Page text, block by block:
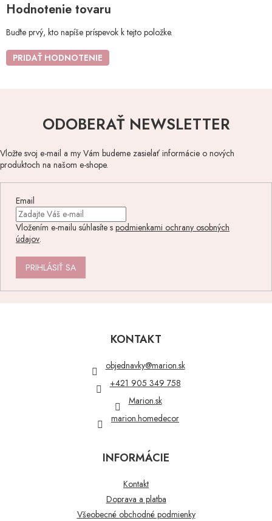
Hodnotenie tovaru
Buďte prvý, kto napíše príspevok k tejto položke.
PRIDAŤ HODNOTENIE
ODOBERAŤ NEWSLETTER
Vložte svoj e-mail a my Vám budeme zasielať informácie o nových
produktoch na našom e-shope.
Email
Vložením e-mailu súhlasíte s podmienkami ochrany osobných
údajov.
PRIHLÁSIŤ SA
KONTAKT
objednavky@marion.sk
+421 905 349 758
Marion.sk
marion.homedecor
INFORMÁCIE
Kontakt
Doprava a platba
Všeobecné obchodné podmienky